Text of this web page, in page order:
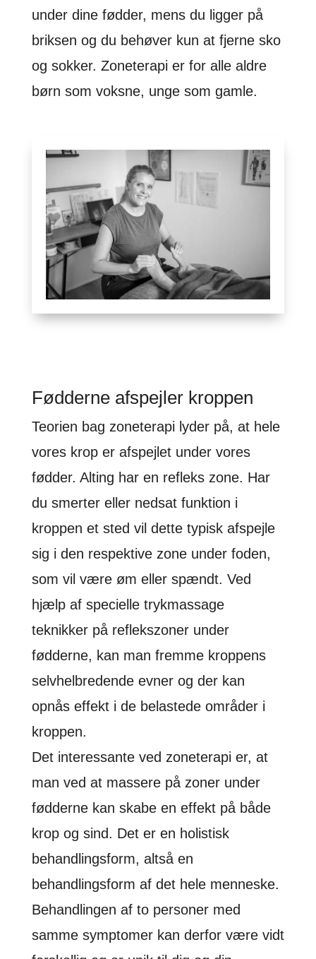
under dine fødder, mens du ligger på
briksen og du behøver kun at fjerne sko
og sokker. Zoneterapi er for alle aldre
børn som voksne, unge som gamle.
Fødderne afspejler kroppen
Teorien bag zoneterapi lyder på, at hele
vores krop er afspejlet under vores
fødder. Alting har en refleks zone. Har
du smerter eller nedsat funktion i
kroppen et sted vil dette typisk afspejle
sig i den respektive zone under foden,
som vil være øm eller spændt. Ved
hjælp af specielle trykmassage
teknikker på reflekszoner under
fødderne, kan man fremme kroppens
selvhelbredende evner og der kan
opnås effekt i de belastede områder i
kroppen.
Det interessante ved zoneterapi er, at
man ved at massere på zoner under
fødderne kan skabe en effekt på både
krop og sind. Det er en holistisk
behandlingsform, altså en
behandlingsform af det hele menneske.
Behandlingen af to personer med
samme symptomer kan derfor være vidt